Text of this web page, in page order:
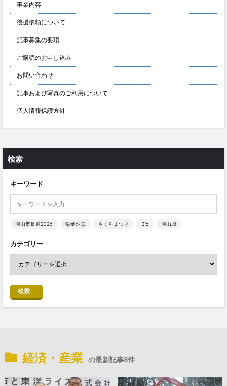
事業内容
後援依頼について
記事募集の要項
ご購読のお申し込み
お問い合わせ
記事および写真のご利用について
個人情報保護方針
検索
キーワード
津山市長選2026 稲葉浩志 さくらまつり B’z 津山城
カテゴリー
検索
経済・産業 の最新記事8件